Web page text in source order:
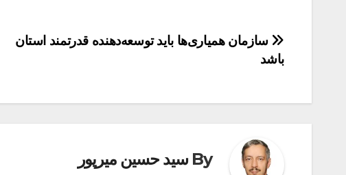
راهبری
نوشته
سازمان همیاری‌ها باید توسعه‌دهنده قدرتمند استان
باشد
By سید حسین میرپور